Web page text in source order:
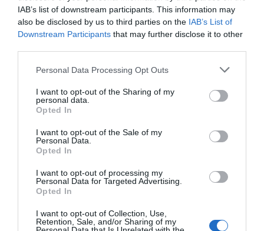
IAB’s list of downstream participants. This information may
also be disclosed by us to third parties on the IAB’s List of
Downstream Participants that may further disclose it to other
Personal Data Processing Opt Outs
I want to opt-out of the Sharing of my
personal data.
Opted In
I want to opt-out of the Sale of my
Personal Data.
Opted In
I want to opt-out of processing my
Personal Data for Targeted Advertising.
Opted In
I want to opt-out of Collection, Use,
Retention, Sale, and/or Sharing of my
Donald Trump nas ne bo kar naenkrat vse
zaščitil. Saj ni sposoben izvesti niti najbolj
preprostih korakov, da bi zaščitil samega sebe,«
je dejal Obama in s tem spomnil na Trumpovo
okužbo sCovidom-19.